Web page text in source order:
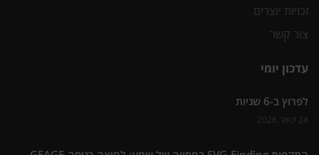
זכויות יוצרים
צור קשר
עדכון יומי
לפרוץ ב-6 שניות
24 ינואר 2026